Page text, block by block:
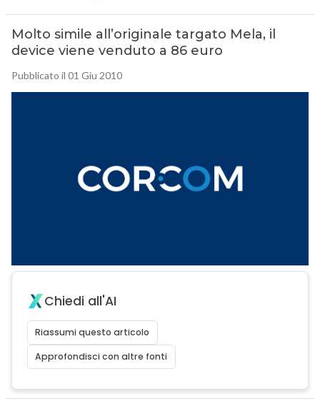
Molto simile all’originale targato Mela, il
device viene venduto a 86 euro
Pubblicato il 01 Giu 2010
Chiedi all'AI
Riassumi questo articolo
Approfondisci con altre fonti